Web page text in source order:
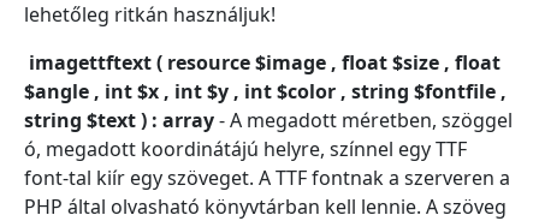
lehetőleg ritkán használjuk!
imagettftext ( resource $image , float $size , float
$angle , int $x , int $y , int $color , string $fontfile ,
string $text ) : array- A megadott méretben, szöggel
ó, megadott koordinátájú helyre, színnel egy TTF
font-tal kiír egy szöveget. A TTF fontnak a szerveren a
PHP által olvasható könyvtárban kell lennie. A szöveg